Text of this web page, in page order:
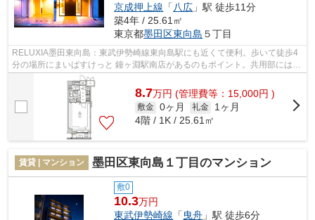
京成押上線 「八広 」駅 徒歩11分
築4年 / 25.61㎡
東京都墨田区東向島 ５丁目
RELUXIA墨田東向島：東武伊勢崎線東向島駅にも近くて便利。歩いて徒歩4
分の場所にまいばすけっと 鐘ヶ淵駅南店があるのもポイント。共用部にはエ
レベータ・敷地内ごみ置き場などが揃っ...
8.7万円 (管理費等：15,000円 )
敷金 0ヶ月 礼金
1ヶ月
4階 / 1K / 25.61㎡
賃貸 | マンション 墨田区東向島１丁目のマンション
敷0
10.3万円
東武伊勢崎線 「 曳舟 」駅 徒歩6分